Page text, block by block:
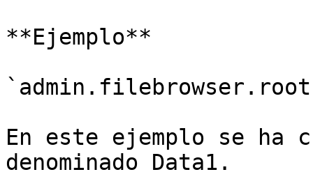
**Ejemplo**
En este ejemplo se
denominado Data1.